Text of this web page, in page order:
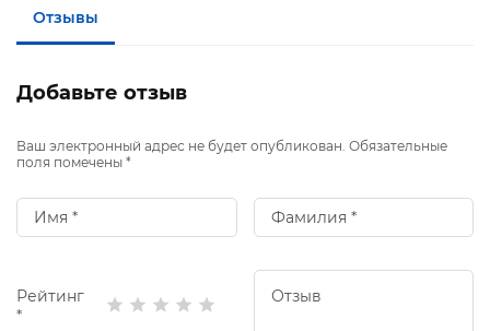
Отзывы
Добавьте отзыв
Ваш электронный адрес не будет опубликован. Обязательные
поля помечены *
Рейтинг
*